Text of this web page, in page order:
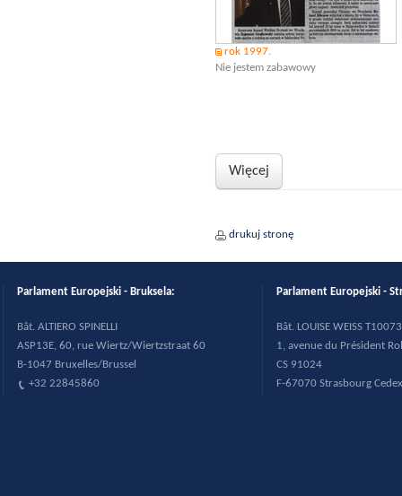
rok 1997.
Nie jestem zabawowy
Więcej
drukuj stronę
Parlament Europejski - Bruksela:
Bât. ALTIERO SPINELLI
ASP13E, 60, rue Wiertz/Wiertzstraat 60
B-1047 Bruxelles/Brussel
+32 22845860
Parlament Europejski -
Bât. LOUISE WEISS T10073
1, avenue du Président
CS 91024
F-67070 Strasbourg Cedex